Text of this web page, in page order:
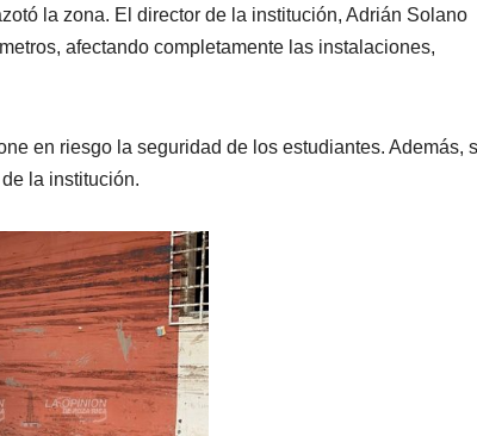
la zona. El director de la institución, Adrián Solano
afectando completamente las instalaciones,
en riesgo la seguridad de los estudiantes. Además,
la institución.